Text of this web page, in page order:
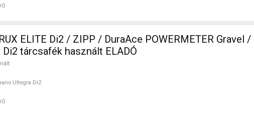
ELITE Di2 / ZIPP / DuraAce POWERMETER Gravel /
tárcsafék használt ELADÓ
Ultegra Di2